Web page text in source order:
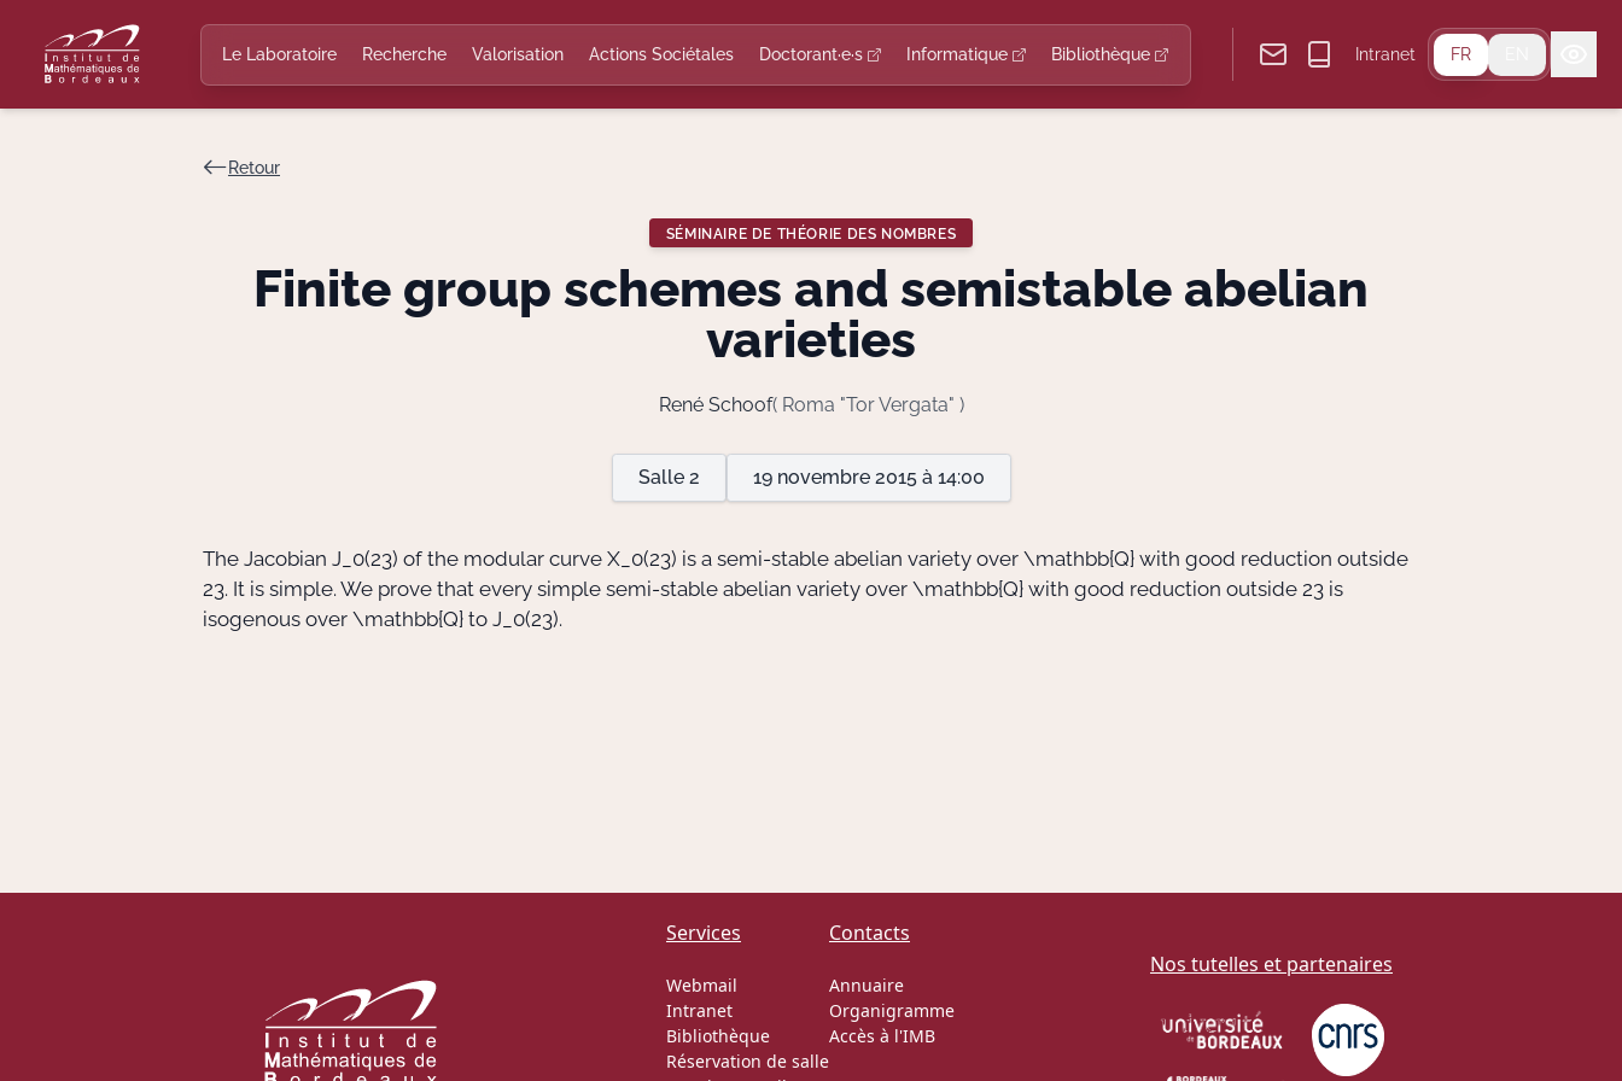
Le Laboratoire Recherche Valorisation Actions Sociétales Doctorant·e·s Informatique Bibliothèque Intranet FR
Retour
SÉMINAIRE DE THÉORIE DES NOMBRES
Finite group schemes and semistable abelian
varieties
René Schoof( Roma "Tor Vergata" )
Salle 2 19 novembre 2015 à 14:00
The Jacobian J_0(23) of the modular curve X_0(23) is a semi-stable abelian variety over \mathbb{Q} with good reduction outside
23. It is simple. We prove that every simple semi-stable abelian variety over \mathbb{Q} with good reduction outside 23 is
isogenous over \mathbb{Q} to J_0(23).
Services
Webmail
Intranet
Bibliothèque
Réservation de salle
Contacts
Annuaire
Organigramme
Accès à l'IMB
Nos tutelles et partenaires